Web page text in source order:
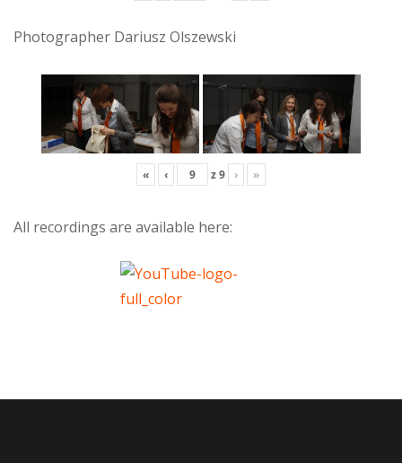
Photographer Dariusz Olszewski
« ‹ z9 › »
All recordings are available here: